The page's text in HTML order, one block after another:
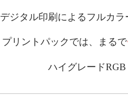
デジタル印刷によるフルカ
プリントパックでは、まるで
ハイグレード